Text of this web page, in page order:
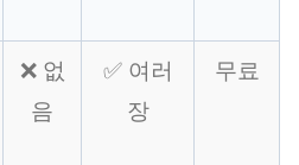
❌ 없
음
✅ 여러
장
무료